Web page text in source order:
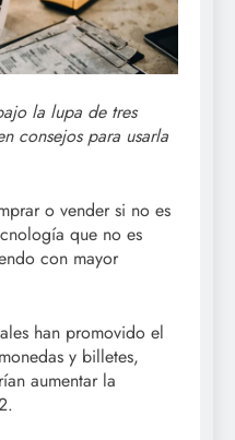
la lupa de tres
consejos para usarla
o vender si no es
que no es
con mayor
han promovido el
y billetes,
aumentar la